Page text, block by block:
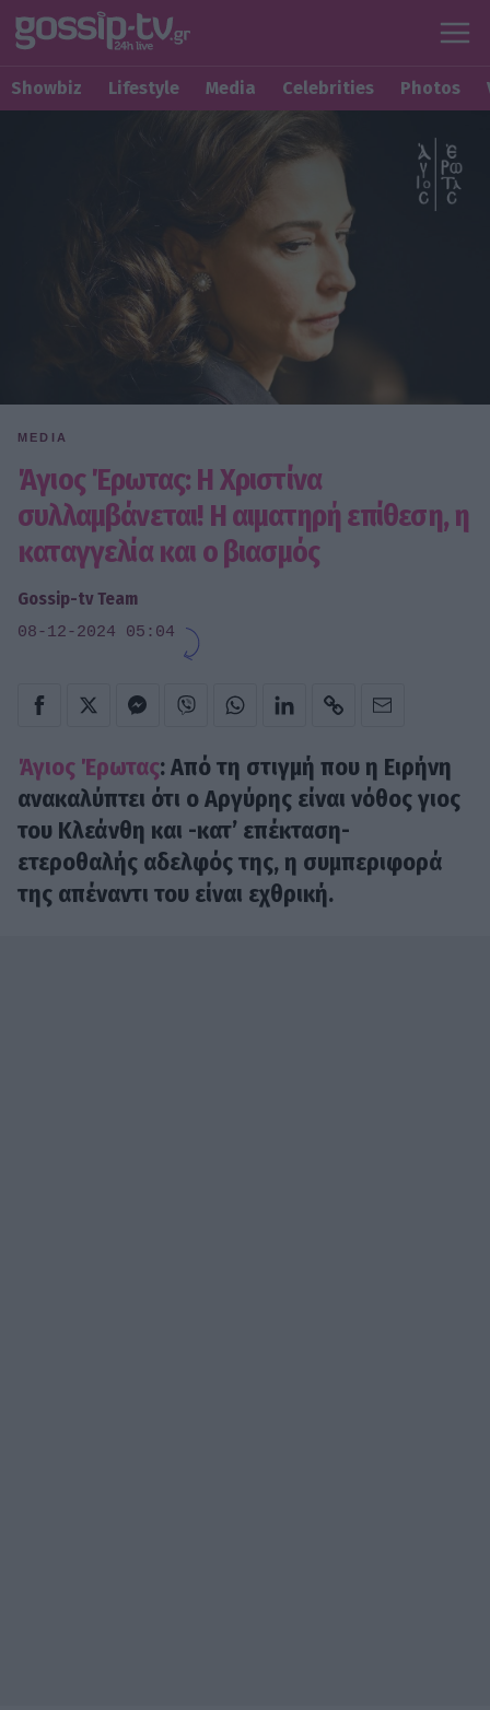
Showbiz Lifestyle Media Celebrities Photos
MEDIA
Άγιος Έρωτας: Η Χριστίνα
συλλαμβάνεται! Η αιματηρή επίθεση, η
καταγγελία και ο βιασμός
Gossip-tv Team
08-12-2024 05:04
Άγιος Έρωτας: Από τη στιγμή που η Ειρήνη
ανακαλύπτει ότι ο Αργύρης είναι νόθος γιος
του Κλεάνθη και -κατ’ επέκταση-
ετεροθαλής αδελφός της, η συμπεριφορά
της απέναντι του είναι εχθρική.